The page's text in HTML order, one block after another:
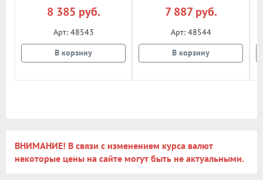
8 385 руб.
Арт: 48543
В корзину
7 887 руб.
Арт: 48544
В корзину
ВНИМАНИЕ! В связи с изменением курса валют
некоторые цены на сайте могут быть не актуальными.